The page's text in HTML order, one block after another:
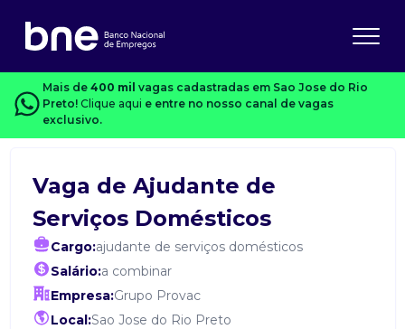
Mais de 400 mil vagas cadastradas em Sao Jose do Rio
Preto! Clique aqui e entre no nosso canal de vagas
exclusivo.
Vaga de Ajudante de
Serviços Domésticos
Cargo:ajudante de serviços domésticos
Salário:a combinar
Empresa:Grupo Provac
Local:Sao Jose do Rio Preto